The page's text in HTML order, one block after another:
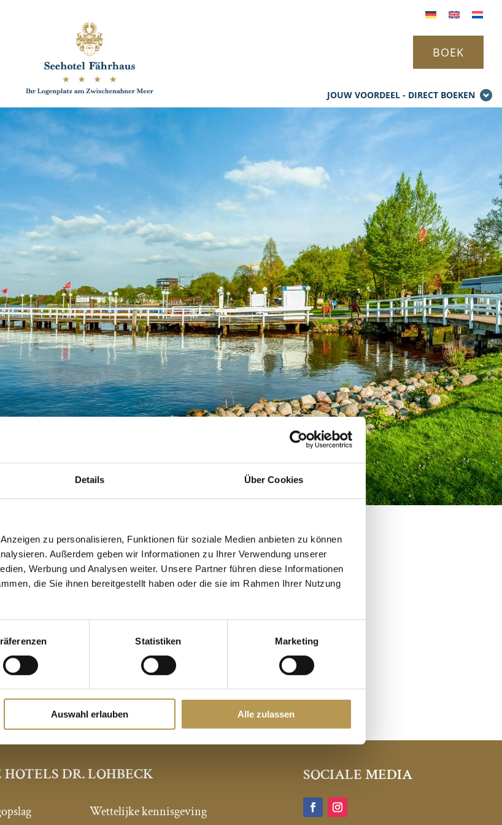
Details Über Cookies
zu personalisieren, Funktionen für soziale Medien anbieten zu können
Außerdem geben wir Informationen zu Ihrer Verwendung unserer
Werbung und Analysen weiter. Unsere Partner führen diese Informationen
die Sie ihnen bereitgestellt haben oder die sie im Rahmen Ihrer Nutzung
Statistiken Marketing
Auswahl erlauben Alle zulassen
JOUW VOORDEEL - DIRECT BOEKEN
BOEK
IN BAD ZWISCHENAHN
evenementen in Bad Zwischenahn en de omgeving van
IN BAD ZWISCHENAHN
DR. LOHBECK
Wettelijke kennisgeving
SOCIALE MEDIA